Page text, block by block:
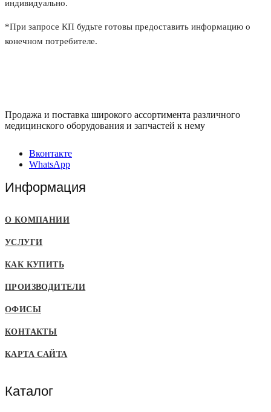
индивидуально.
*При запросе КП будьте готовы предоставить информацию о
конечном потребителе.
Продажа и поставка широкого ассортимента различного
медицинского оборудования и запчастей к нему
Вконтакте
WhatsApp
Информация
О КОМПАНИИ
УСЛУГИ
КАК КУПИТЬ
ПРОИЗВОДИТЕЛИ
ОФИСЫ
КОНТАКТЫ
КАРТА САЙТА
Каталог